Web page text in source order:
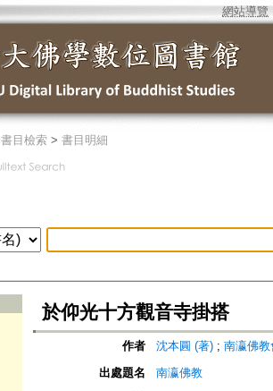
網站導覽
書目檢索 > 書目明細
於仰光十方觀音寺掛搭
作者 沈本圓 (著) ; 南瀛佛
出處題名
南瀛佛教